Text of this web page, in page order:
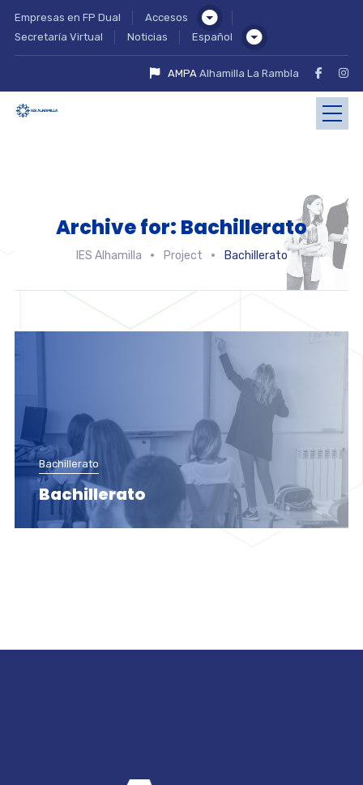
Empresas en FP Dual
Accesos
Secretaría Virtual
Noticias Español
AMPAAlhamilla La Rambla
Archive for: Bachillerato
IES Alhamilla Project Bachillerato
Bachillerato
Bachillerato